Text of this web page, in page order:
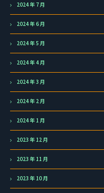
2024 年 7 月
2024 年 6 月
2024 年 5 月
2024 年 4 月
2024 年 3 月
2024 年 2 月
2024 年 1 月
2023 年 12 月
2023 年 11 月
2023 年 10 月